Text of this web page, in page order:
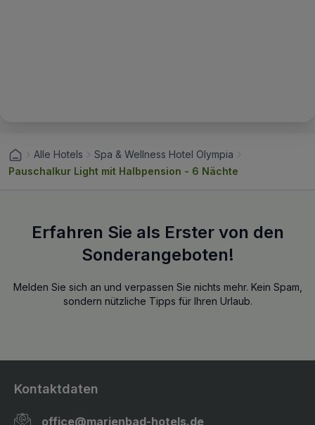
Alle Hotels
Spa & Wellness Hotel Olympia
Pauschalkur Light mit Halbpension - 6 Nächte
Erfahren Sie als Erster von den
Sonderangeboten!
Melden Sie sich an und verpassen Sie nichts mehr. Kein Spam,
sondern nützliche Tipps für Ihren Urlaub.
Kontaktdaten
office@marienbad-hotels.de